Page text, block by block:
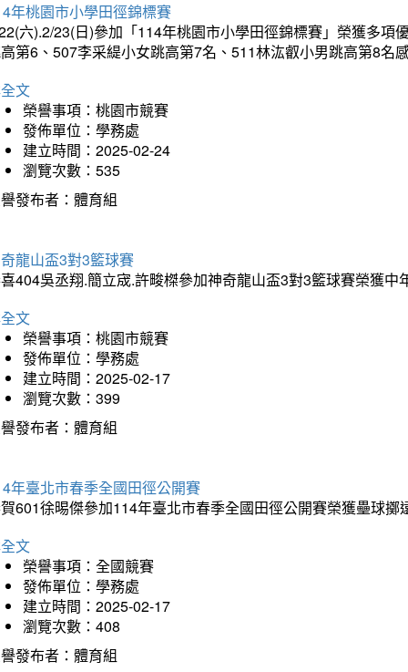
年桃園市小學田徑錦標賽
六).2/23(日)參加「114年桃園市小學田徑錦標賽」榮獲多
第6、507李采緹小女跳高第7名、511林汯叡小男跳高第8名
文
榮譽事項：桃園市競賽
發佈單位：學務處
建立時間：2025-02-24
瀏覽次數：535
發布者：體育組
龍山盃3對3籃球賽
404吳丞翔.簡立宬.許畯榤參加神奇龍山盃3對3籃球賽榮獲中
文
榮譽事項：桃園市競賽
發佈單位：學務處
建立時間：2025-02-17
瀏覽次數：399
發布者：體育組
年臺北市春季全國田徑公開賽
601徐晹傑參加114年臺北市春季全國田徑公開賽榮獲壘球擲
文
榮譽事項：全國競賽
發佈單位：學務處
建立時間：2025-02-17
瀏覽次數：408
發布者：體育組